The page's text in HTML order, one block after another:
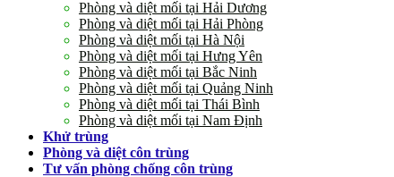
Phòng và diệt mối tại Hải Dương
Phòng và diệt mối tại Hải Phòng
Phòng và diệt mối tại Hà Nội
Phòng và diệt mối tại Hưng Yên
Phòng và diệt mối tại Bắc Ninh
Phòng và diệt mối tại Quảng Ninh
Phòng và diệt mối tại Thái Bình
Phòng và diệt mối tại Nam Định
Khử trùng
Phòng và diệt côn trùng
Tư vấn phòng chống côn trùng